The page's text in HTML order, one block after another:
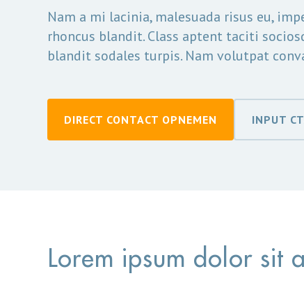
Nam a mi lacinia, malesuada risus eu,
rhoncus blandit. Class aptent taciti
blandit sodales turpis. Nam volutpat
DIRECT CONTACT OPNEMEN INPUT
Lorem ipsum dolor sit